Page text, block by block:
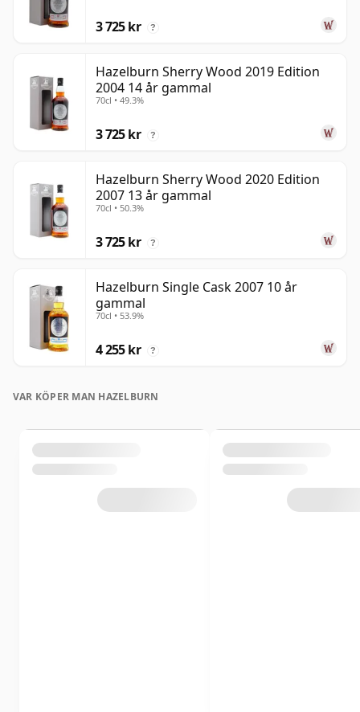
3 725 kr ?
Hazelburn Sherry Wood 2019 Edition
2004 14 år gammal
70cl • 49.3%
3 725 kr ?
Hazelburn Sherry Wood 2020 Edition
2007 13 år gammal
70cl • 50.3%
3 725 kr ?
Hazelburn Single Cask 2007 10 år
gammal
70cl • 53.9%
4 255 kr ?
VAR KÖPER MAN HAZELBURN